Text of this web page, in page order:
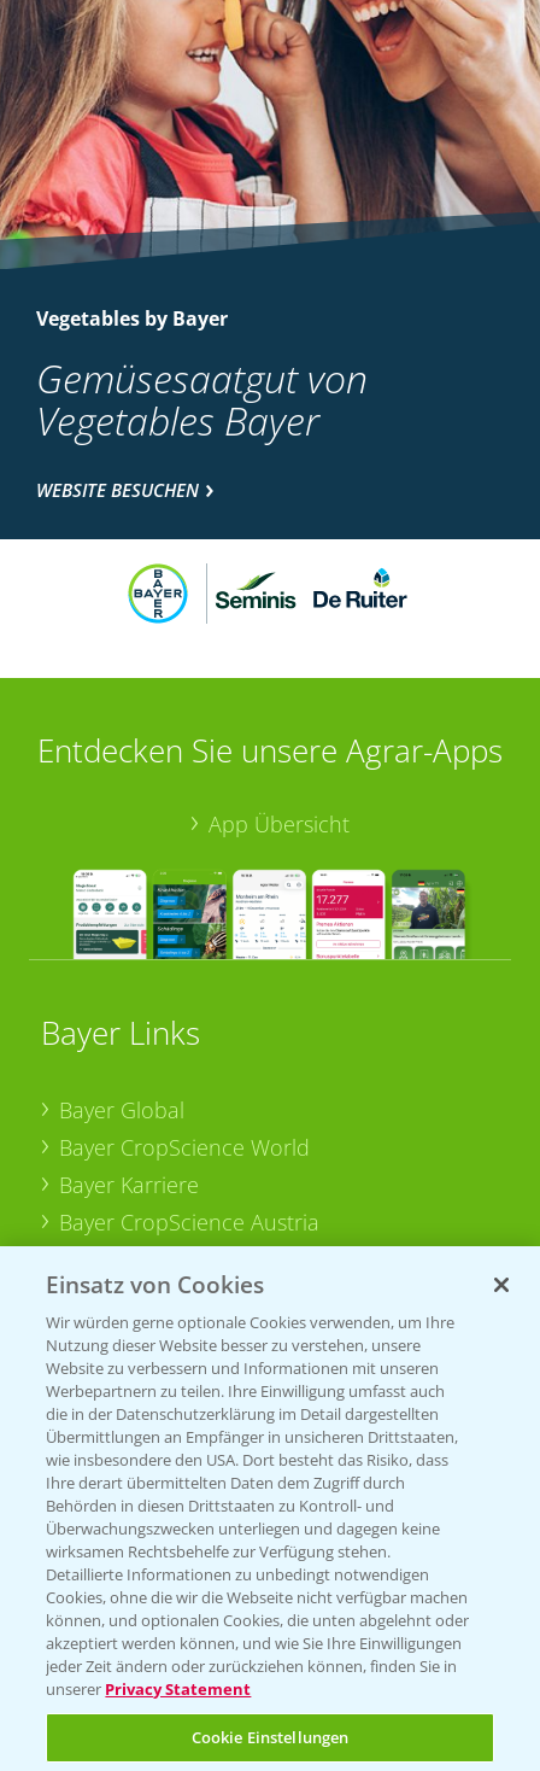
Vegetables by Bayer
Gemüsesaatgut von
Vegetables Bayer
WEBSITE BESUCHEN
Entdecken Sie unsere Agrar-Apps
App Übersicht
Bayer Links
Bayer Global
Bayer CropScience World
Bayer Karriere
Bayer CropScience Austria
Presse
Vegetables Deutschland
Infos
LINKS
Apps
Wetter Aktuell
BROSCHÜREN
Ackerbau
Saatgut
Sonderkulturen
Einsatz von Cookies
Wir würden gerne optionale Cookies verwenden, um Ihre
Nutzung dieser Website besser zu verstehen, unsere
Website zu verbessern und Informationen mit unseren
Werbepartnern zu teilen. Ihre Einwilligung umfasst auch
die in der Datenschutzerklärung im Detail dargestellten
Übermittlungen an Empfänger in unsicheren Drittstaaten,
wie insbesondere den USA. Dort besteht das Risiko, dass
Ihre derart übermittelten Daten dem Zugriff durch
Behörden in diesen Drittstaaten zu Kontroll- und
Überwachungszwecken unterliegen und dagegen keine
wirksamen Rechtsbehelfe zur Verfügung stehen.
Detaillierte Informationen zu unbedingt notwendigen
Cookies, ohne die wir die Webseite nicht verfügbar machen
können, und optionalen Cookies, die unten abgelehnt oder
akzeptiert werden können, und wie Sie Ihre Einwilligungen
jeder Zeit ändern oder zurückziehen können, finden Sie in
unserer Privacy Statement
Cookie Einstellungen